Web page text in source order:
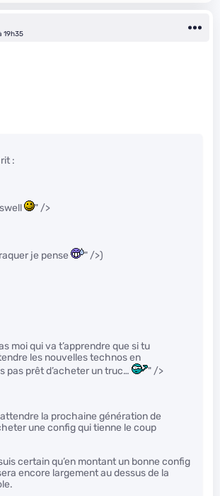
19h35
:
" />
je pense " />)
moi qui va t’apprendre que si tu
les nouvelles technos en
pas prêt d’acheter un truc…
" />
la prochaine génération de
une config qui tienne le coup
certain qu’en montant un bonne config
encore largement au dessus de la